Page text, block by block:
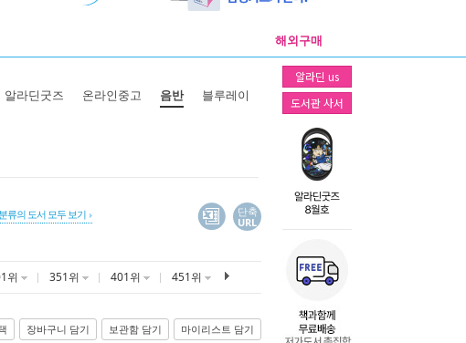
해외구매
알라딘 us
도서관 사서
알라딘굿즈 온라인중고 음반 블루레이
류의 도서 모두 보기
단축
URL
위 351위 401위 451위
장바구니 담기 보관함 담기 마이리스트 담기